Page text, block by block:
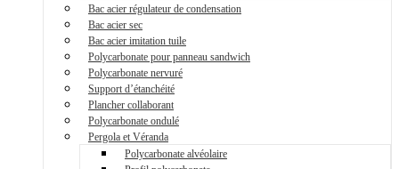
Bac acier régulateur de condensation
Bac acier sec
Bac acier imitation tuile
Polycarbonate pour panneau sandwich
Polycarbonate nervuré
Support d’étanchéité
Plancher collaborant
Polycarbonate ondulé
Pergola et Véranda
Polycarbonate alvéolaire